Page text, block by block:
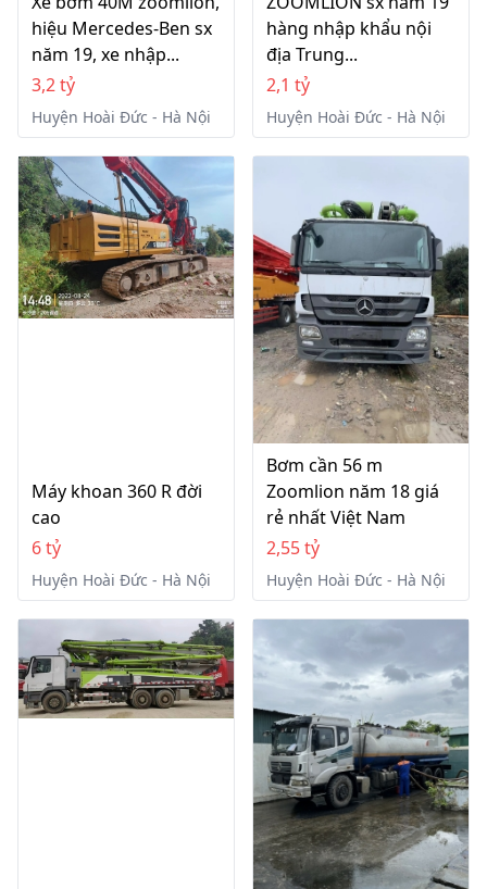
hiệu Mercedes-Ben sx
năm 19, xe nhập...
3,2 tỷ
Huyện Hoài Đức - Hà Nội
hàng nhập khẩu nội
địa Trung...
2,1 tỷ
Huyện Hoài Đức - Hà Nội
Máy khoan 360 R đời
cao
6 tỷ
Huyện Hoài Đức - Hà Nội
Bơm cần 56 m
Zoomlion năm 18 giá
rẻ nhất Việt Nam
2,55 tỷ
Huyện Hoài Đức - Hà Nội